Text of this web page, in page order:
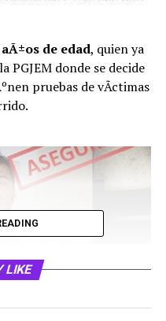
de edad, quien ya
PGJEM donde se decide
pruebas de vÃ­ctimas
LIKE